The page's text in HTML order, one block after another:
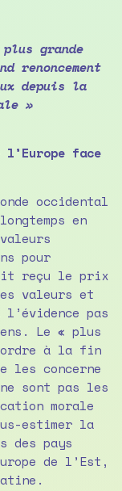
grande
depuis la
»
l’Europe face
occidental
en
pour
reçu le prix
valeurs et
pas
Le « plus
à la fin
les concerne
sont pas les
morale
estimer la
des pays
de l’Est,